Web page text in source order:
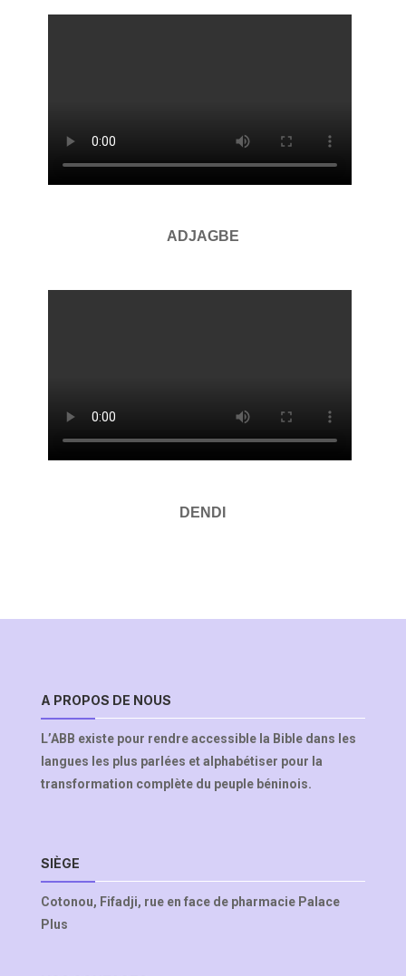
ADJAGBE
DENDI
A PROPOS DE NOUS
L’ABB existe pour rendre accessible la Bible dans les
langues les plus parlées et alphabétiser pour la
transformation complète du peuple béninois.
SIÈGE
Cotonou, Fifadji, rue en face de pharmacie Palace
Plus